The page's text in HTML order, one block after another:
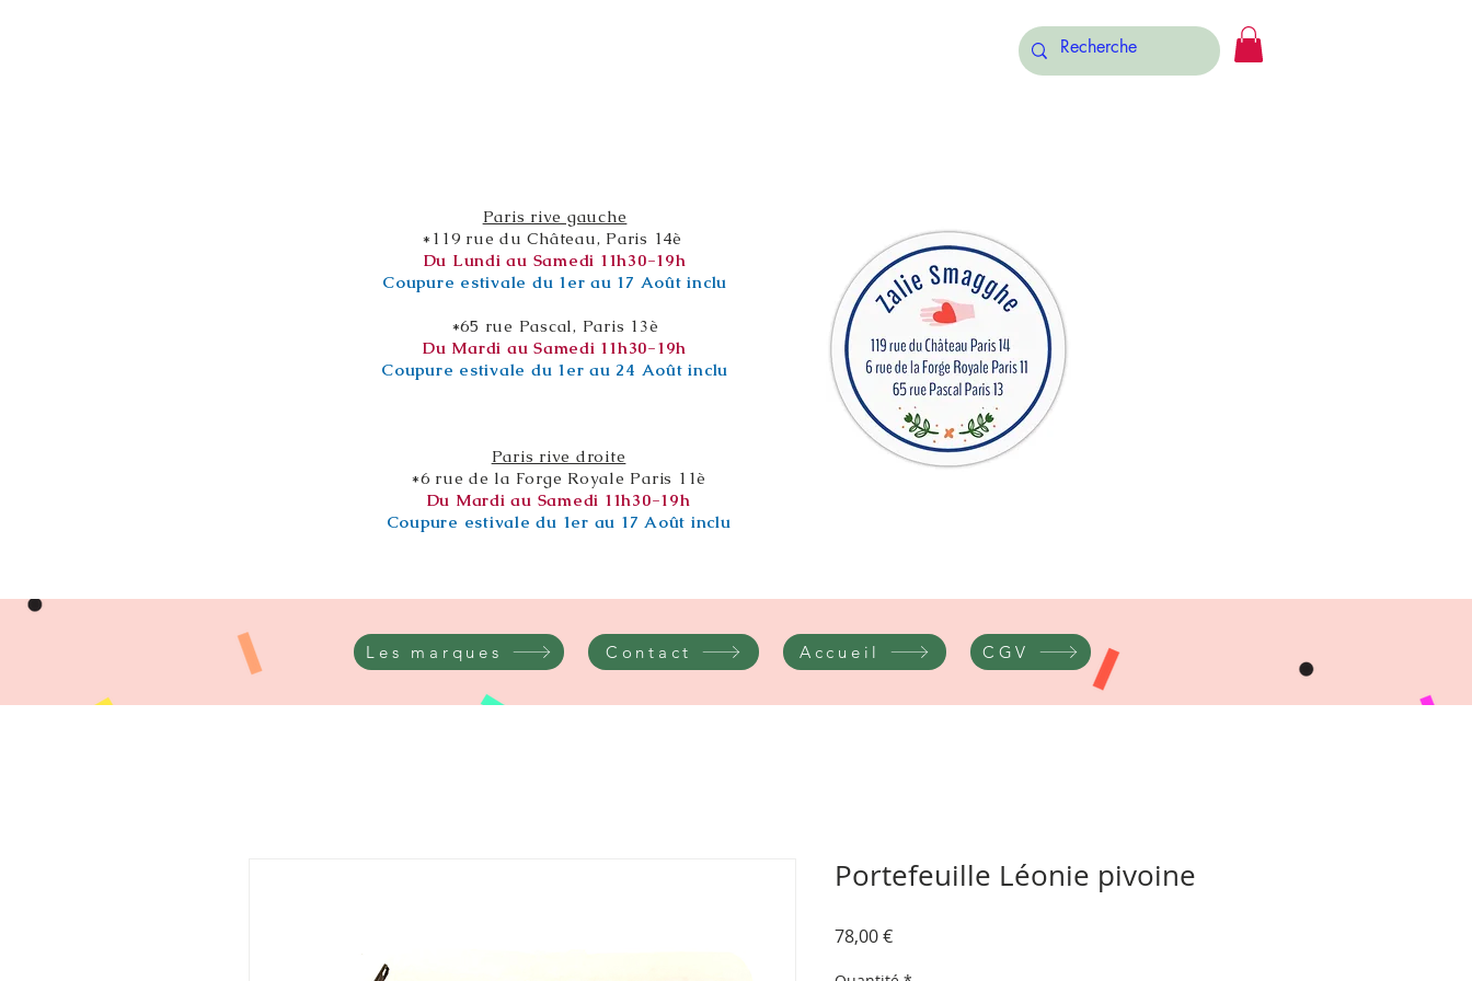
Paris rive gauche
*119 rue du Château, Paris 14è
Du Lundi au Samedi 11h30-19h
Coupure estivale du 1er au 17 Août inclu
*65 rue Pascal, Paris 13è
Du Mardi au Samedi 11h30-19h
Coupure estivale du 1er au 24 Août inclu
Paris rive droite
*6 rue de la Forge Royale Paris 11è
Du Mardi au Samedi 11h30-19h
Coupure estivale du 1er au 17 Août inclu
Les marques Contact Accueil CGV
Portefeuille Léonie pivoine
78,00 €Prix